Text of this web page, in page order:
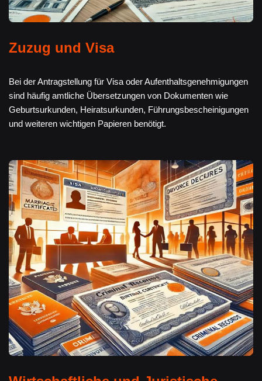
Zuzug und Visa
Bei der Antragstellung für Visa oder Aufenthaltsgenehmigungen
sind häufig amtliche Übersetzungen von Dokumenten wie
Geburtsurkunden, Heiratsurkunden, Führungsbescheinigungen
und weiteren wichtigen Papieren benötigt.